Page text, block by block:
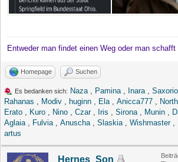
Entweder man findet einen Weg oder man schafft
Homepage Suchen
Es bedanken sich: Naza, Pamina, Inara,
Rahanas , Modiv , huginn , Ela, Anicca777 ,
Erato , Kuro , Nino , Czar, Iris , Sirona, Munin ,
Aglaia, Fulvia, Anuscha, Slaskia, Wishmaster,
artus
Hernes_Son